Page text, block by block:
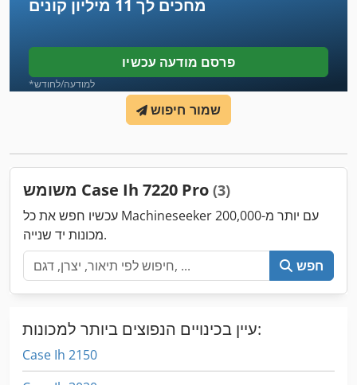
מחכים לך 11 מיליון קונים
פרסם מודעה עכשיו
*למודעה/לחודש
שמור חיפוש
משומש Case Ih 7220 Pro (3)
עכשיו חפש את כל Machineseeker עם יותר מ-200,000
מכונות יד שנייה.
חפש
עיין בכינויים הנפוצים ביותר למכונות:
Case Ih 2150